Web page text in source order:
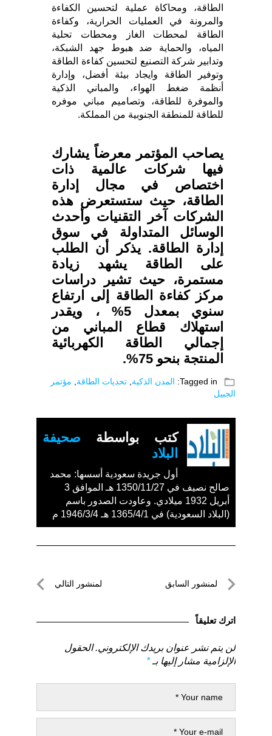
الطاقة، ومحاكاة عملية لتحسين الكفاءة
والمرونة في العمليات الحرارية، وكفاءة
الطاقة لمحطات الغاز ومحطات تحلية
المياه، والحماية ضد هبوط جهد الشبكة،
وتدابير شركة التصنيع لتحسين كفاءة الطاقة
وتوفير الطاقة وايجاد بيئة أفضل، وإدارة
أنظمة ضغط الهواء، والمباني الذكية
والموفرة للطاقة، وتصاميم مباني موفره
للطاقة للمنطقة الجنوبية من المملكة.
يصاحب المؤتمر معرضاً يشارك
فيها شركات عالمية ذات
اختصاص في مجال إدارة
الطاقة، حيث ستستعرض هذه
الشركات آخر التقنيات وأحدث
الوسائل المتداولة في سوق
إدارة الطاقة. يذكر أن الطلب
على الطاقة يشهد زيادة
مستمرة، حيث تشير دراسات
مركز كفاءة الطاقة إلى ارتفاع
سنوي بمعدل 5% ، ويقدر
استهلاك قطاع المباني من
إجمالي الطاقة الكهربائية
المنتجة بنحو 75%.
folder_open
Tagged in: المدن الذكية تحديات الطاقة
مؤتمر
الجبيل
كتب بواسطة صحيفة
البلاد
أول جريدة سعودية أسسها: محمد
صالح نصيف في 1350/11/27 هـ الموافق 3
أبريل 1932 ميلادي. وعاودت الصدور باسم
(البلاد السعودية) في 1365/4/1 هـ 1946/3/4 م
تصفّحلمنشور السابق
السابق
لمنشور التالي
اترك تعليقاً
لن يتم نشر عنوان بريدك الإلكتروني. الحقول
الإلزامية مشار إليها بـ*